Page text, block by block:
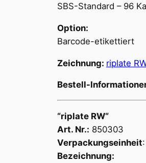
SBS-Standard – 96
Option:
Barcode-etikettiert
Zeichnung: riplate
Bestell-
“riplate RW“
Art. Nr.: 850303
Verpackungseinheit
Bezeichnung: